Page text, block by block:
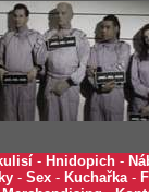
- Hnidopich -
- Sex - Kuchařka-